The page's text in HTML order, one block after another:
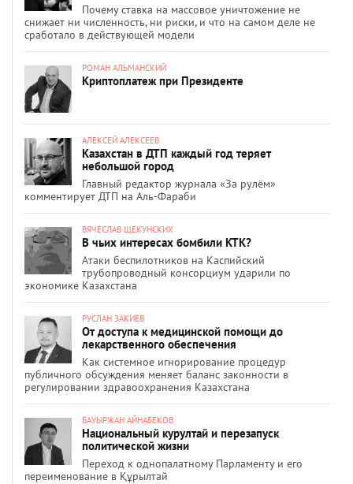
Почему ставка на массовое уничтожение не
снижает ни численность, ни риски, и что на самом деле не
сработало в действующей модели
РОМАН АЛЬМАНСКИЙ
Криптоплатеж при Президенте
АЛЕКСЕЙ АЛЕКСЕЕВ
Казахстан в ДТП каждый год теряет
небольшой город
Главный редактор журнала «За рулём»
комментирует ДТП на Аль-Фараби
ВЯЧЕСЛАВ ЩЕКУНСКИХ
В чьих интересах бомбили КТК?
Атаки беспилотников на Каспийский
трубопроводный консорциум ударили по
экономике Казахстана
РУСЛАН ЗАКИЕВ
От доступа к медицинской помощи до
лекарственного обеспечения
Как системное игнорирование процедур
публичного обсуждения меняет баланс законности в
регулировании здравоохранения Казахстана
БАУЫРЖАН АЙНАБЕКОВ
Национальный курултай и перезапуск
политической жизни
Переход к однопалатному Парламенту и его
переименование в Құрылтай